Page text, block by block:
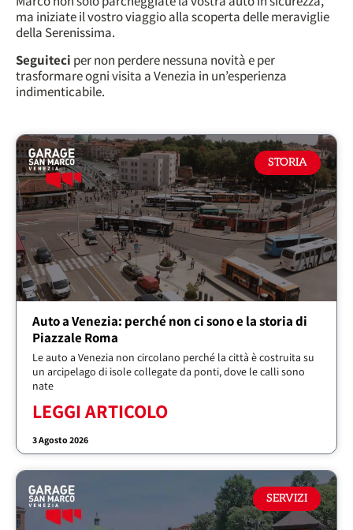
ma iniziate il vostro viaggio alla scoperta delle meraviglie
della Serenissima.
Seguiteci per non perdere nessuna novità e per
trasformare ogni visita a Venezia in un’esperienza
indimenticabile.
STORIA
Auto a Venezia: perché non ci sono e la storia di
Piazzale Roma
Le auto a Venezia non circolano perché la città è costruita su
un arcipelago di isole collegate da ponti, dove le calli sono
nate
LEGGI ARTICOLO
3 Agosto 2026
SERVIZI